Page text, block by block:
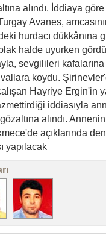
alındı. İddiaya
Avanes,
hurdacı dükkânına
halde uyurken
sevgilileri
koydu.
Hayriye Ergin'in
iddiasıyla
alındı.
açıklarında
yapılacak